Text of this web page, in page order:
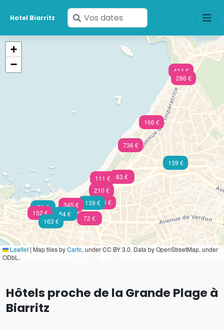
Hotel Biarritz
Saisissez
vos
414 €
286 €
166 €
736 €
83 €
111 €
345 €
305 €
72 €
152 €
210 €
139 €
64 €
79 €
163 €
139 €
+
−
Leaflet | Map tiles byCarto, under CC BY 3.0. Data by OpenStreetMap, under
ODbL.
Hôtels proche de la Grande Plage à
Biarritz